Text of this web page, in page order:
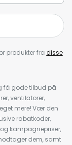
produkter fra disse
få gode tilbud på
ventilatorer,
mere! Vær den
rabatkoder,
kampagnepriser,
dem, samt